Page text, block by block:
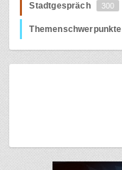
Stadtgespräch 300
Themenschwerpunkte